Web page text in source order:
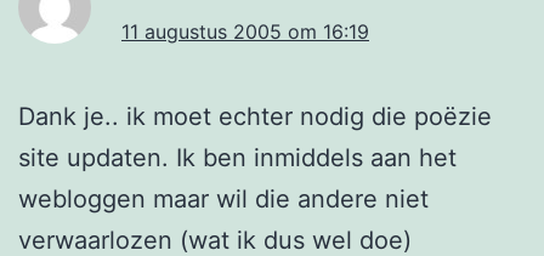
11 augustus 2005 om 16:19
Dank je.. ik moet echter nodig die poëzie
site updaten. Ik ben inmiddels aan het
webloggen maar wil die andere niet
verwaarlozen (wat ik dus wel doe)